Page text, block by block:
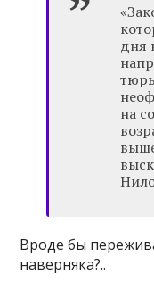
дня
на
Вроде бы
наверняка?..